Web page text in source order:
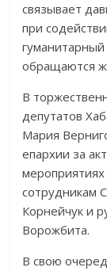
связывает
при
обращаются
В
депутатов
Мария
епархии за
сотрудникам
Корнейчук и
Ворожбита.
В свою